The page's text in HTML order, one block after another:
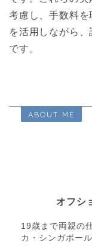
考慮し、手数料を
を活用しながら
です。
ABOUT ME
オフシ
19歳まで両親の
カ・シンガポー